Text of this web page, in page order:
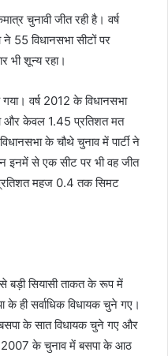
चुनावी जीत रही है। वर्ष
55 विधानसभा सीटों पर
भी शून्य रहा।
वर्ष 2012 के विधानसभा
और केवल 1.45 प्रतिशत मत
के चौथे चुनाव में पार्टी ने
इनमें से एक सीट पर भी वह जीत
महज 0.4 तक सिमट
बड़ी सियासी ताकत के रूप में
ही सर्वाधिक विधायक चुने गए।
के सात विधायक चुने गए और
2007 के चुनाव में बसपा के आठ